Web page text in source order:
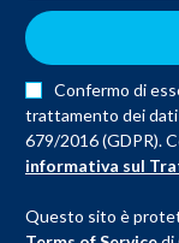
Confermo di
trattamento dei dati
679/2016 (GDPR).
informativa sul
Questo sito è